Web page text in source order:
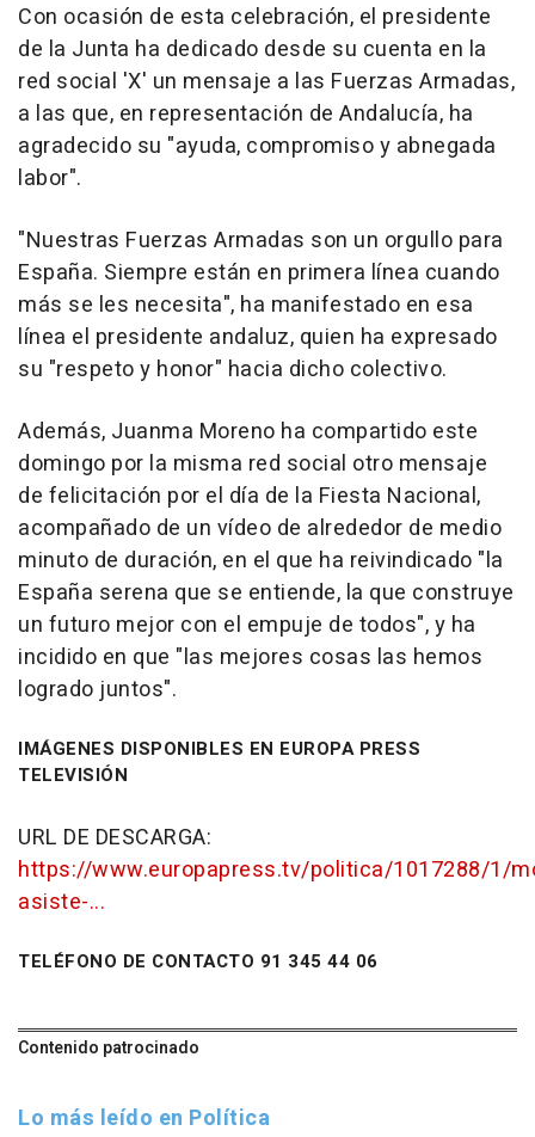
Con ocasión de esta celebración, el presidente
de la Junta ha dedicado desde su cuenta en la
red social 'X' un mensaje a las Fuerzas Armadas,
a las que, en representación de Andalucía, ha
agradecido su "ayuda, compromiso y abnegada
labor".
"Nuestras Fuerzas Armadas son un orgullo para
España. Siempre están en primera línea cuando
más se les necesita", ha manifestado en esa
línea el presidente andaluz, quien ha expresado
su "respeto y honor" hacia dicho colectivo.
Además, Juanma Moreno ha compartido este
domingo por la misma red social otro mensaje
de felicitación por el día de la Fiesta Nacional,
acompañado de un vídeo de alrededor de medio
minuto de duración, en el que ha reivindicado "la
España serena que se entiende, la que construye
un futuro mejor con el empuje de todos", y ha
incidido en que "las mejores cosas las hemos
logrado juntos".
IMÁGENES DISPONIBLES EN EUROPA PRESS
TELEVISIÓN
URL DE DESCARGA:
https://www.europapress.tv/politica/1017288/1/
asiste-...
TELÉFONO DE CONTACTO 91 345 44 06
Contenido patrocinado
Lo más leído en Política